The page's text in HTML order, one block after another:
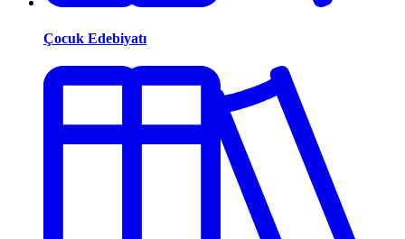
Çocuk Edebiyatı